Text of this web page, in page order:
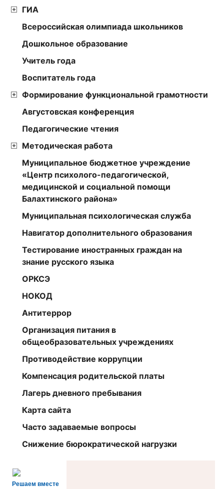
ГИА
Всероссийская олимпиада школьников
Дошкольное образование
Учитель года
Воспитатель года
Формирование функциональной грамотности
Августовская конференция
Педагогические чтения
Методическая работа
Муниципальное бюджетное учреждение
«Центр психолого-педагогической,
медицинской и социальной помощи
Балахтинского района»
Муниципальная психологическая служба
Навигатор дополнительного образования
Тестирование иностранных граждан на
знание русского языка
ОРКСЭ
НОКОД
Антитеррор
Организация питания в
общеобразовательных учреждениях
Противодействие коррупции
Компенсация родительской платы
Лагерь дневного пребывания
Карта сайта
Часто задаваемые вопросы
Снижение бюрократической нагрузки
Решаем вместе